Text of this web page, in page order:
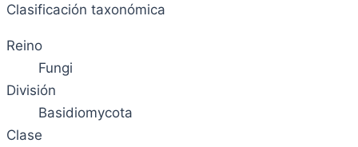
Clasificación taxonómica
Reino
Fungi
División
Basidiomycota
Clase